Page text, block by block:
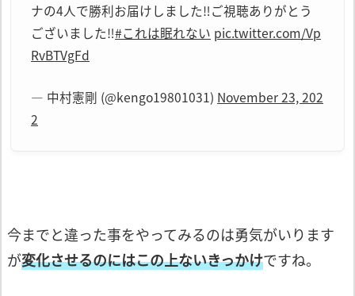
ナの4人で勝利お届けしました‼︎ご視聴ありがとう
ございました‼︎#これは眠れない pic.twitter.com/Vp
RvBTVgFd
— 中村憲剛 (@kengo19801031) November 23, 202
2
今までと違った事をやってみるのは勇気がいります
が変化させるのにはこの上ないきっかけですね。